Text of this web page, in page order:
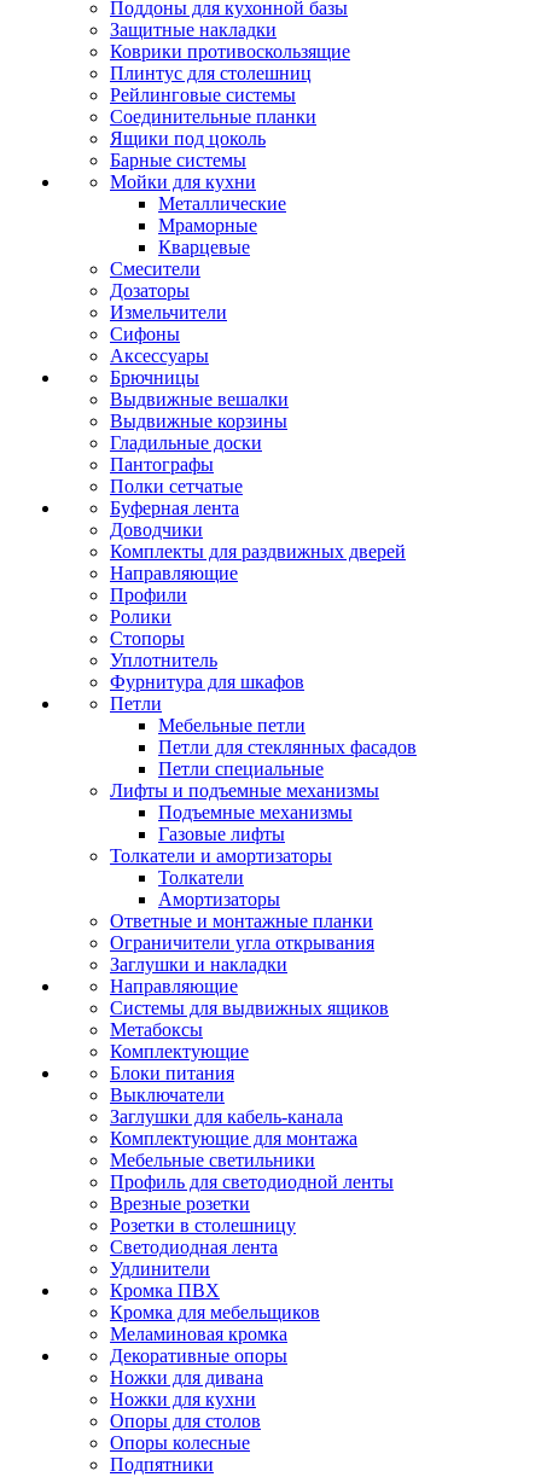
Поддоны для кухонной базы
Защитные накладки
Коврики противоскользящие
Плинтус для столешниц
Рейлинговые системы
Соединительные планки
Ящики под цоколь
Барные системы
Мойки для кухни
Металлические
Мраморные
Кварцевые
Смесители
Дозаторы
Измельчители
Сифоны
Аксессуары
Брючницы
Выдвижные вешалки
Выдвижные корзины
Гладильные доски
Пантографы
Полки сетчатые
Буферная лента
Доводчики
Комплекты для раздвижных дверей
Направляющие
Профили
Ролики
Стопоры
Уплотнитель
Фурнитура для шкафов
Петли
Мебельные петли
Петли для стеклянных фасадов
Петли специальные
Лифты и подъемные механизмы
Подъемные механизмы
Газовые лифты
Толкатели и амортизаторы
Толкатели
Амортизаторы
Ответные и монтажные планки
Ограничители угла открывания
Заглушки и накладки
Направляющие
Системы для выдвижных ящиков
Метабоксы
Комплектующие
Блоки питания
Выключатели
Заглушки для кабель-канала
Комплектующие для монтажа
Мебельные светильники
Профиль для светодиодной ленты
Врезные розетки
Розетки в столешницу
Светодиодная лента
Удлинители
Кромка ПВХ
Кромка для мебельщиков
Меламиновая кромка
Декоративные опоры
Ножки для дивана
Ножки для кухни
Опоры для столов
Опоры колесные
Подпятники